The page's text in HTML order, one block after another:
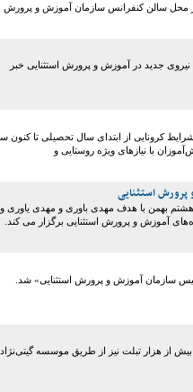
محل سالن کنفرانس سازمان آموزش و پرورش
معاون وزیر و رئیس سازمان آموزش و پرورش استثنایی از استخدام 868 نیروی جدید در آموزش و پرورش استثنایی خبر
کرونایی از ابتدای سال تحصیلی تا کنون
با نیازهای ویژه روستایی و
پرورش استثنایی
هشتم بهمن با هدف مهدی باوری و مهدی یاوری‌ و
آموزش و پرورش استثنایی برگزار می کند.
سازمان آموزش و پرورش استثنایی» شد.
از هزار تبلت نیز از طریق موسسه گیتی‌نژاد